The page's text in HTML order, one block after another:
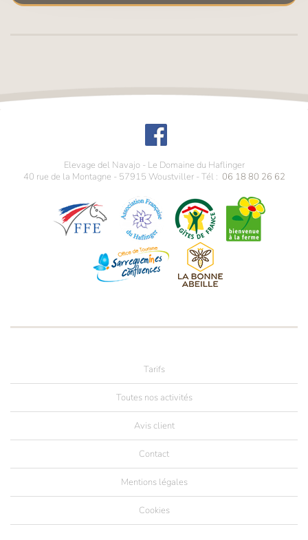
Elevage del Navajo - Le Domaine du Haflinger
40 rue de la Montagne - 57915 Woustviller - Tél : 06 18 80 26 62
Tarifs
Toutes nos activités
Avis client
Contact
Mentions légales
Cookies